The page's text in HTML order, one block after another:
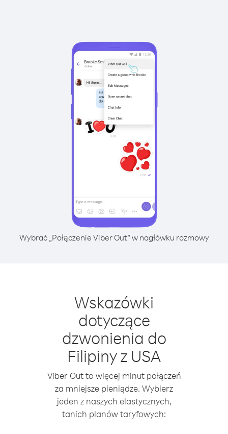
Wybrać „Połączenie Viber Out” w nagłówku rozmowy
Wskazówki
dotyczące
dzwonienia do
Filipiny z USA
Viber Out to więcej minut połączeń
za mniejsze pieniądze. Wybierz
jeden z naszych elastycznych,
tanich planów taryfowych: